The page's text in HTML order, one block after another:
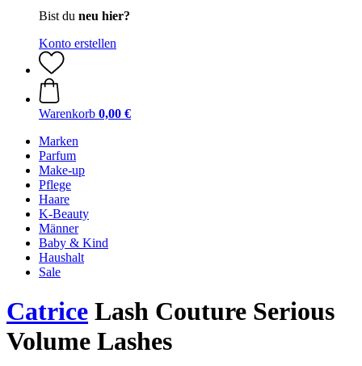
Bist du neu hier?
Konto erstellen
Warenkorb 0,00 €
Marken
Parfum
Make-up
Pflege
Haare
K-Beauty
Männer
Baby & Kind
Haushalt
Sale
Catrice Lash Couture Serious
Volume Lashes